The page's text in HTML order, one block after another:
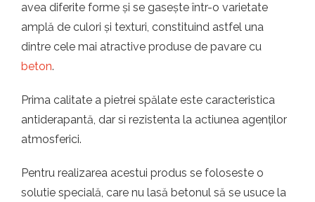
avea diferite forme și se gasește într-o varietate
amplă de culori și texturi, constituind astfel una
dintre cele mai atractive produse de pavare cu
beton.
Prima calitate a pietrei spălate este caracteristica
antiderapantă, dar si rezistenta la actiunea agenților
atmosferici.
Pentru realizarea acestui produs se foloseste o
solutie specială, care nu lasă betonul să se usuce la